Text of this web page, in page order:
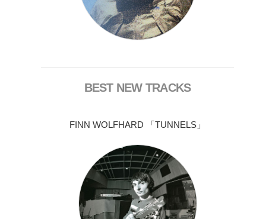
BEST NEW TRACKS
FINN WOLFHARD 「TUNNELS」